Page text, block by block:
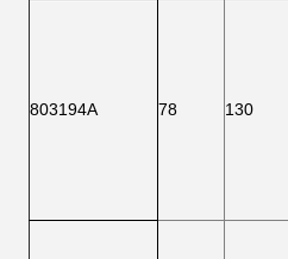
803194A 78 130